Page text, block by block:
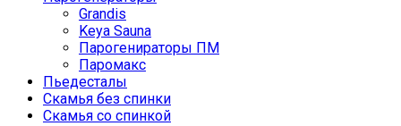
Grandis
Keya Sauna
Парогенираторы ПМ
Паромакс
Пьедесталы
Скамья без спинки
Скамья со спинкой